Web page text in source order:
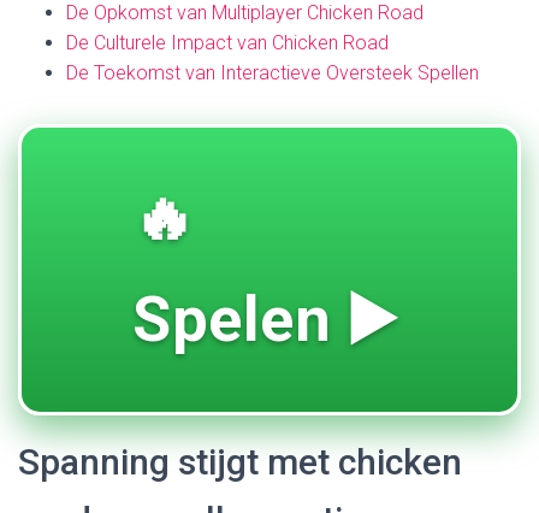
De Opkomst van Multiplayer Chicken Road
De Culturele Impact van Chicken Road
De Toekomst van Interactieve Oversteek Spellen
🔥
Spelen ▶️
Spanning stijgt met chicken